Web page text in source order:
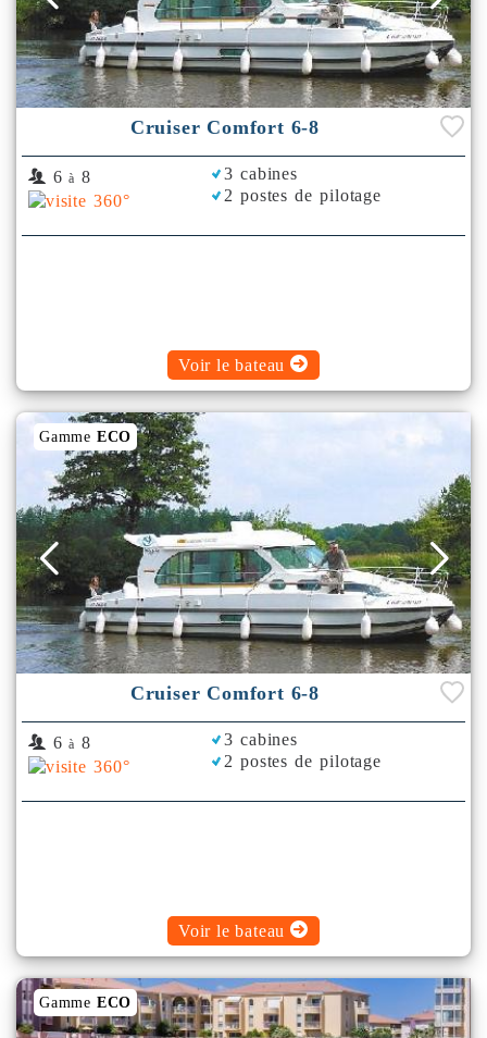
Cruiser Comfort 6-8
6 à 8
3 cabines
2 postes de pilotage
Voir le bateau
Gamme ECO
Cruiser Comfort 6-8
6 à 8
3 cabines
2 postes de pilotage
Voir le bateau
Gamme ECO